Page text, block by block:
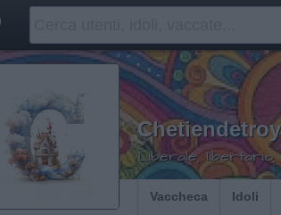
Liberale, libertario,
Vaccheca Idoli